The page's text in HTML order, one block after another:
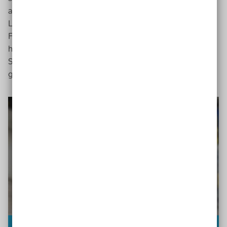
also jetzt unten an meinem Bein (schmunzelt).
Letztendlich kann ich durch die Technologie auch
Familienvater sein. Mit einer mechanischen Prothese
hätte ich mir nicht vorstellen können, meine
Säuglingstochter zu halten und mit ihr spazieren zu
gehen.